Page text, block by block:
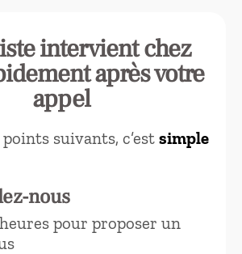
intervient chez
après votre
appel
suivants, c’est simple
nous
pour proposer un